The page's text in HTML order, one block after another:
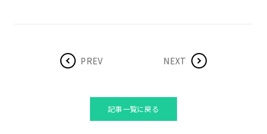
PREV NEXT
記事一覧に戻る